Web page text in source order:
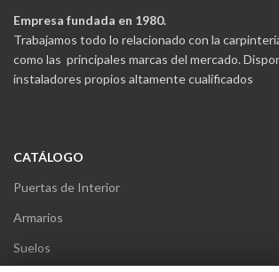
Empresa fundada en 1980.
Trabajamos todo lo relacionado con la
como las principales marcas del mercado.
instaladores propios altamente cualificados
CATÁLOGO
Puertas de Interior
Armarios
Suelos